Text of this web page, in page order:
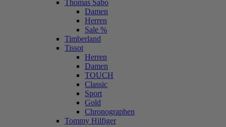
Thomas Sabo
Damen
Herren
Sale %
Timberland
Tissot
Herren
Damen
TOUCH
Classic
Sport
Gold
Chronographen
Tommy Hilfiger